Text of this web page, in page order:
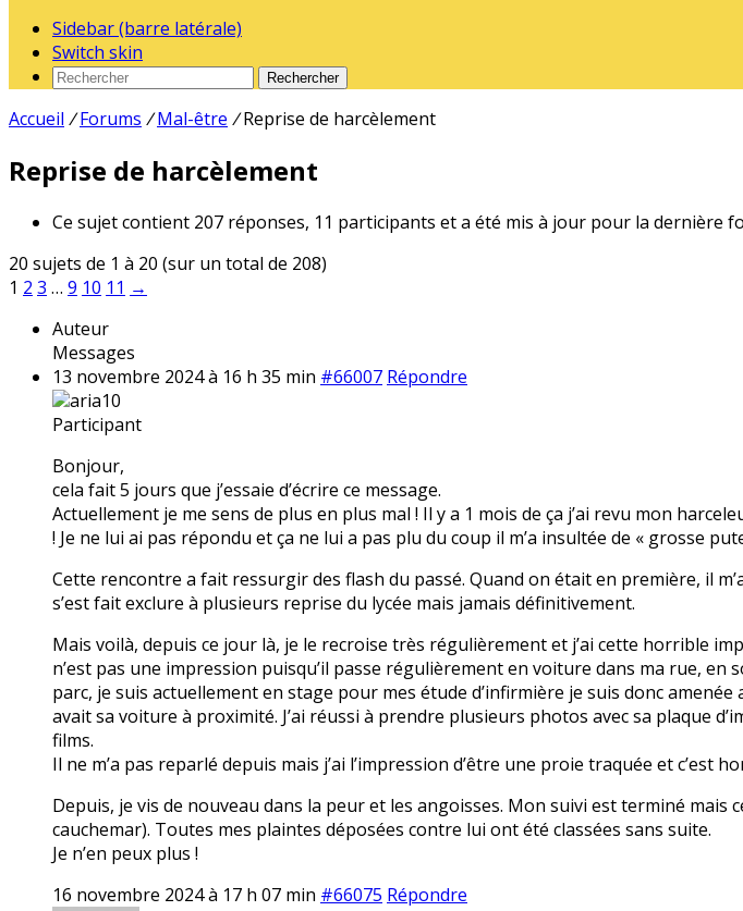
Sidebar (barre latérale)
Switch skin
Rechercher
Accueil / Forums / Mal-être / Reprise de harcèlement
Reprise de harcèlement
Ce sujet contient 207 réponses, 11 participants et a été mis à jour pour la dernière
20 sujets de 1 à 20 (sur un total de 208)
1 2 3 … 9 10 11 →
Auteur
Messages
13 novembre 2024 à 16 h 35 min #66007 Répondre
aria10
Participant
Bonjour,
cela fait 5 jours que j’essaie d’écrire ce message.
Actuellement je me sens de plus en plus mal ! Il y a 1 mois de ça j’ai revu mon
! Je ne lui ai pas répondu et ça ne lui a pas plu du coup il m’a insultée de « grosse
Cette rencontre a fait ressurgir des flash du passé. Quand on était en première, il
s’est fait exclure à plusieurs reprise du lycée mais jamais définitivement.
Mais voilà, depuis ce jour là, je le recroise très régulièrement et j’ai cette horrible
n’est pas une impression puisqu’il passe régulièrement en voiture dans ma rue, en
parc, je suis actuellement en stage pour mes étude d’infirmière je suis donc
avait sa voiture à proximité. J’ai réussi à prendre plusieurs photos avec sa plaque
films.
Il ne m’a pas reparlé depuis mais j’ai l’impression d’être une proie traquée et c’est
Depuis, je vis de nouveau dans la peur et les angoisses. Mon suivi est terminé mais
cauchemar). Toutes mes plaintes déposées contre lui ont été classées sans suite.
Je n’en peux plus !
16 novembre 2024 à 17 h 07 min #66075 Répondre